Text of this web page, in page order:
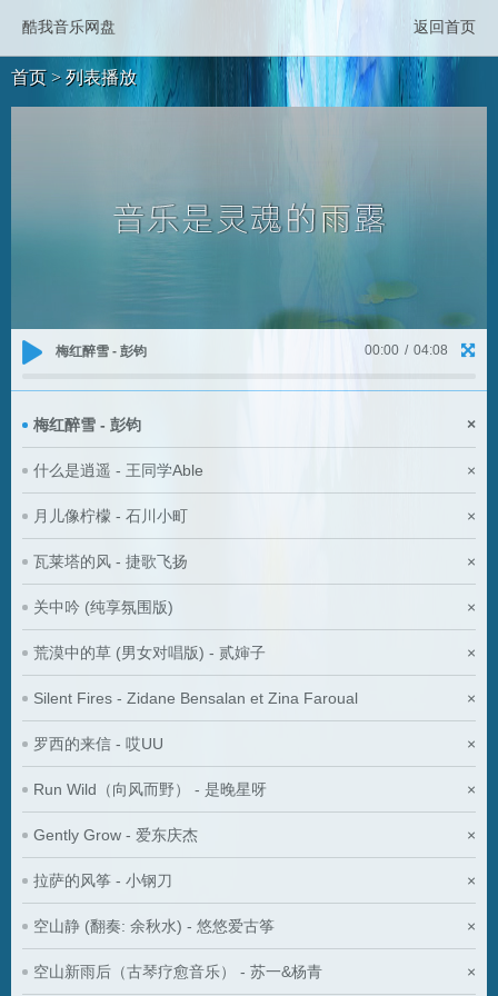
酷我音乐网盘 返回首页
首页> 列表播放
梅红醉雪 - 彭钧 00:00 / 04:08
×
梅红醉雪 - 彭钧
×
什么是逍遥 - 王同学Able
×
月儿像柠檬 - 石川小町
×
瓦莱塔的风 - 捷歌飞扬
×
关中吟 (纯享氛围版)
×
荒漠中的草 (男女对唱版) - 贰婶子
×
Silent Fires - Zidane Bensalan et Zina Faroual
×
罗西的来信 - 哎UU
×
Run Wild（向风而野） - 是晚星呀
×
Gently Grow - 爱东庆杰
×
拉萨的风筝 - 小钢刀
×
空山静 (翻奏: 余秋水) - 悠悠爱古筝
×
空山新雨后（古琴疗愈音乐） - 苏一&杨青